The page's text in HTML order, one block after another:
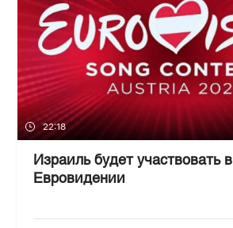
22:18
Израиль будет участвовать в
Евровидении